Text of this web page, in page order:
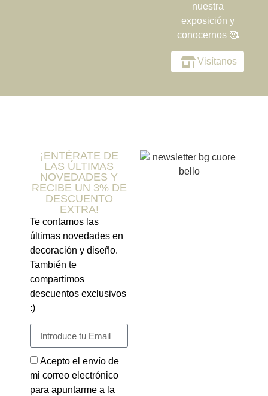
nuestra
exposición y
conocernos 🥰
Visítanos
¡ENTÉRATE DE
LAS ÚLTIMAS
NOVEDADES Y
RECIBE UN 3% DE
DESCUENTO
EXTRA!
Te contamos las
últimas novedades en
decoración y diseño.
También te
compartimos
descuentos exclusivos
:)
Acepto el envío de
mi correo electrónico
para apuntarme a la